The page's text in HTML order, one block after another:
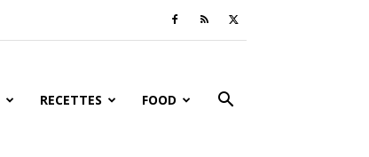
RECETTES FOOD